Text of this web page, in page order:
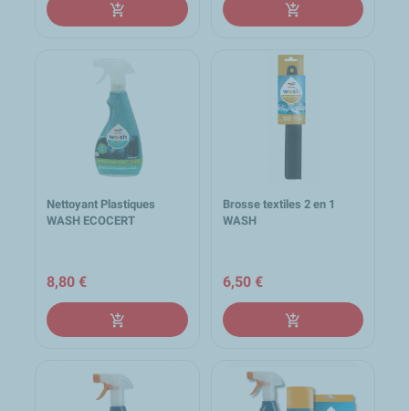
add_shopping_cart add_shopping_cart
Nettoyant Plastiques
WASH ECOCERT
8,80 €
add_shopping_cart
Brosse textiles 2 en 1
WASH
6,50 €
add_shopping_cart